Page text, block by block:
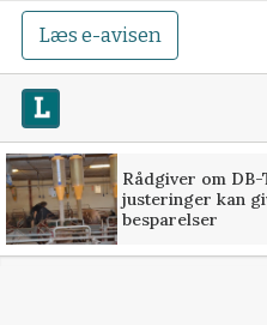
Læs e-avisen
Rådgiver om DB-
justeringer kan
besparelser